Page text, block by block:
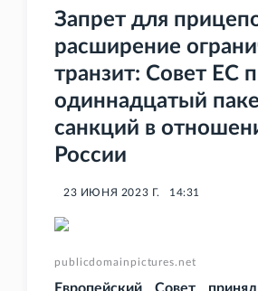
Запрет для
расширение
транзит: Совет ЕС
одиннадцатый
санкций в
России
23 ИЮНЯ 2023 Г. 14:31
publicdomainpictures.net